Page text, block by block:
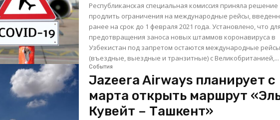
Республиканская специальная комиссия приняла решение
продлить ограничения на международные рейсы,
ранее на срок до 1 февраля 2021 года. Установлено, что для
предотвращения заноса новых штаммов коронавируса в
Узбекистан под запретом остаются международные рейсы
(въездные, выездные и транзитные) с Великобританией,...
События
Jazeera Airways планирует с
марта открыть маршрут
Кувейт – Ташкент»